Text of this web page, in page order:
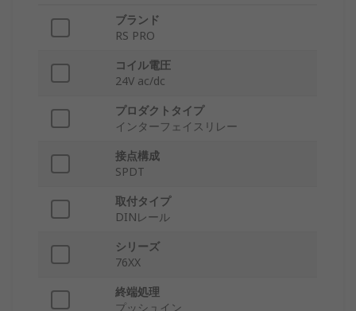
ブランド
RS PRO
コイル電圧
24V ac/dc
プロダクトタイプ
インターフェイスリレー
接点構成
SPDT
取付タイプ
DINレール
シリーズ
76XX
終端処理
プッシュイン